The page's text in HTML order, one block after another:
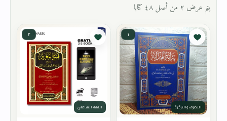
يتم عرض ٢ من أصل ٤٨ كتابا
١
التصوف والتزكية
٢
الفقه الشافعي